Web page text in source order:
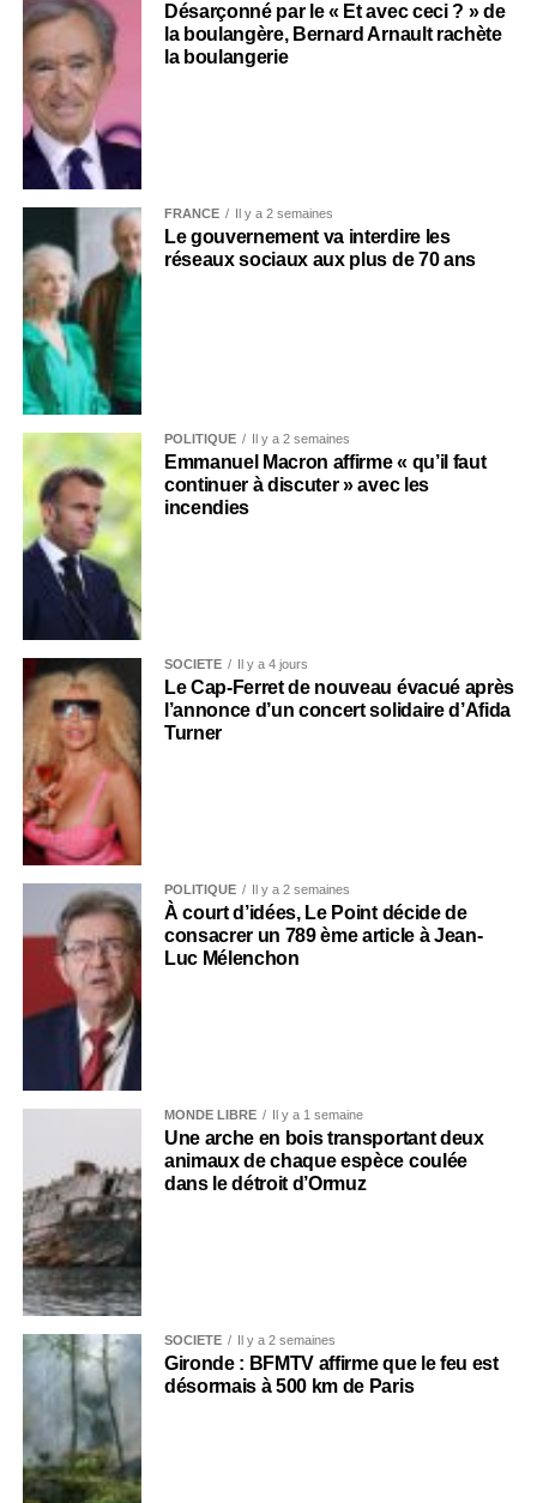
Désarçonné par le « Et avec ceci ? » de
la boulangère, Bernard Arnault rachète
la boulangerie
FRANCE Il y a 2 semaines
Le gouvernement va interdire les
réseaux sociaux aux plus de 70 ans
POLITIQUE Il y a 2 semaines
Emmanuel Macron affirme « qu’il faut
continuer à discuter » avec les
incendies
SOCIÉTÉ Il y a 4 jours
Le Cap-Ferret de nouveau évacué après
l’annonce d’un concert solidaire d’Afida
Turner
POLITIQUE Il y a 2 semaines
À court d’idées, Le Point décide de
consacrer un 789 ème article à Jean-
Luc Mélenchon
MONDE LIBRE Il y a 1 semaine
Une arche en bois transportant deux
animaux de chaque espèce coulée
dans le détroit d’Ormuz
SOCIÉTÉ Il y a 2 semaines
Gironde : BFMTV affirme que le feu est
désormais à 500 km de Paris